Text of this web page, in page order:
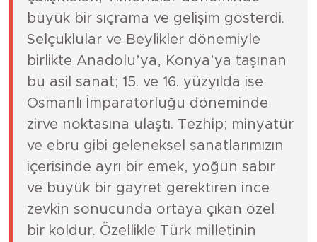
büyük bir sıçrama ve gelişim gösterdi.
Selçuklular ve Beylikler dönemiyle
birlikte Anadolu’ya, Konya’ya taşınan
bu asil sanat; 15. ve 16. yüzyılda ise
Osmanlı İmparatorluğu döneminde
zirve noktasına ulaştı. Tezhip; minyatür
ve ebru gibi geleneksel sanatlarımızın
içerisinde ayrı bir emek, yoğun sabır
ve büyük bir gayret gerektiren ince
zevkin sonucunda ortaya çıkan özel
bir koldur. Özellikle Türk milletinin